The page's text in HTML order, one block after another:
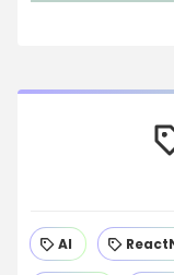
AI